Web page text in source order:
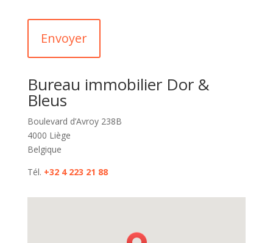
Bureau immobilier Dor &
Bleus
Boulevard d’Avroy 238B
4000 Liège
Belgique
Tél. +32 4 223 21 88